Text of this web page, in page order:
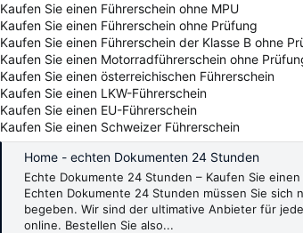
Kaufen Sie einen Führerschein ohne MPU
Kaufen Sie einen Führerschein ohne Prüfung
Kaufen Sie einen Führerschein der Klasse B ohne
Kaufen Sie einen Motorradführerschein ohne
Kaufen Sie einen österreichischen Führerschein
Kaufen Sie einen LKW-Führerschein
Kaufen Sie einen EU-Führerschein
Kaufen Sie einen Schweizer Führerschein
Home - echten Dokumenten 24 Stunden
Echte Dokumente 24 Stunden – Kaufen Sie
Echten Dokumente 24 Stunden müssen Sie sich
begeben. Wir sind der ultimative Anbieter für
online. Bestellen Sie also...